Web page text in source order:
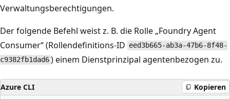
Verwaltungsberechtigungen.
Der folgende Befehl weist z. B. die Rolle „Foundry Agent
Consumer“ (Rollendefinitions-ID eed3b665-ab3a-47b6-8f48-
c9382fb1dad6) einem Dienstprinzipal agentenbezogen zu.
Azure CLI Kopieren